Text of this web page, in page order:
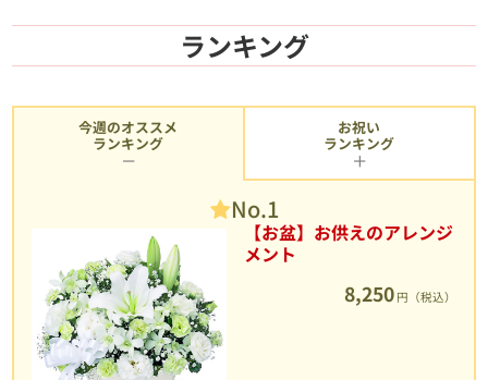
ランキング
今週のオススメ
ランキング
No.1
【お盆】お供えのアレンジ
メント
8,250 円（税込）
お祝い
ランキング